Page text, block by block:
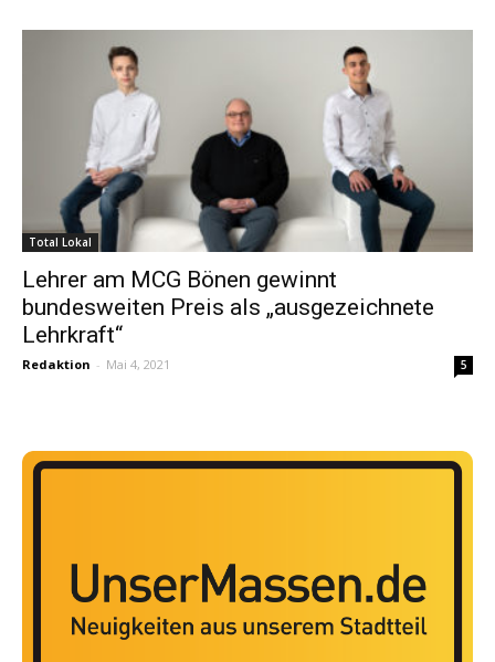
Total Lokal
Lehrer am MCG Bönen gewinnt
bundesweiten Preis als „ausgezeichnete
Lehrkraft“
Redaktion - Mai 4, 2021 5